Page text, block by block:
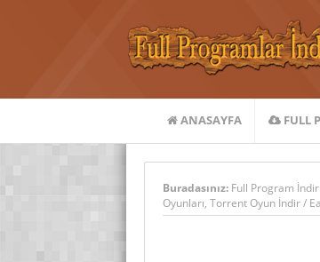
ANASAYFA FULL
Buradasınız: Full Program
Oyunları, Torrent Oyun İndir/